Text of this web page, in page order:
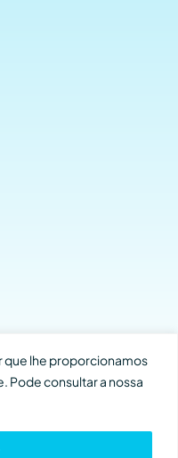
que lhe proporcionamos
Pode consultar a nossa
os direitos reservados